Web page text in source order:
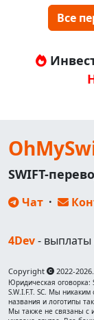
Все
SWIFT-
Чат ·
4Dev- выплаты
Copyright 2022-
Юридическая оговорка:
S.W.I.F.T. SC. Мы
названия и логотипы
Мы также не связаны с